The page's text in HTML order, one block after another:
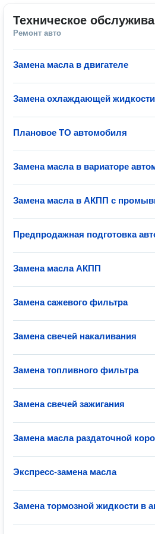
Техническое
Ремонт авто
Замена масла в двигателе
Замена охлаждающей
Плановое ТО автомобиля
Замена масла в вариаторе
Замена масла в АКПП с
Предпродажная подготовка
Замена масла АКПП
Замена сажевого фильтра
Замена свечей накаливания
Замена топливного фильтра
Замена свечей зажигания
Замена масла раздаточной
Экспресс-замена масла
Замена тормозной жидкости в